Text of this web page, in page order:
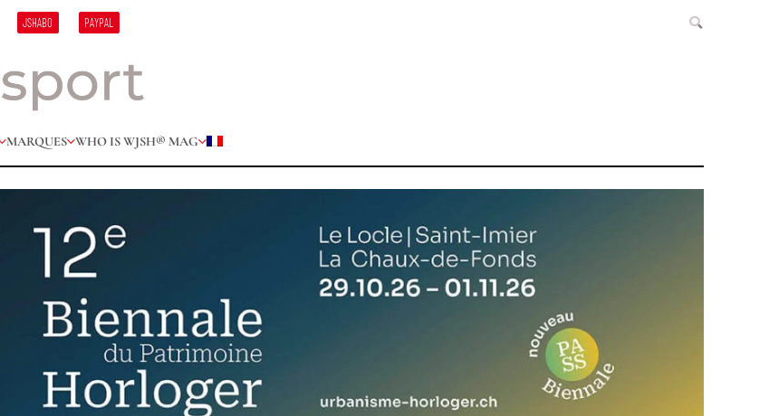
JSHABO PAYPAL
MARQUES WHO IS WJSH® MAG